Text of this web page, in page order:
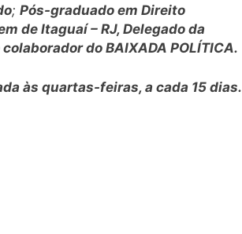
; Pós-graduado em Direito
de Itaguaí – RJ, Delegado da
do BAIXADA POLÍTICA.
às quartas-feiras, a cada 15 dias.